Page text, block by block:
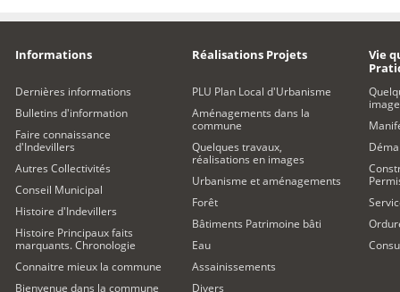
Informations
Dernières informations
Bulletins d'information
Faire connaissance
d'Indevillers
Autres Collectivités
Conseil Municipal
Histoire d'Indevillers
Histoire Principaux faits
marquants. Chronologie
Connaitre mieux la commune
Bienvenue dans la commune
Réalisations Projets
PLU Plan Local d'Urbanisme
Aménagements dans la
commune
Quelques travaux,
réalisations en images
Urbanisme et aménagements
Forêt
Bâtiments Patrimoine bâti
Eau
Assainissements
Divers
Vie